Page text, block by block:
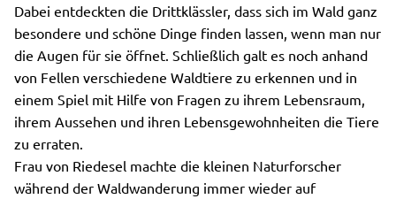
Dabei entdeckten die Drittklässler, dass sich im Wald ganz
besondere und schöne Dinge finden lassen, wenn man nur
die Augen für sie öffnet. Schließlich galt es noch anhand
von Fellen verschiedene Waldtiere zu erkennen und in
einem Spiel mit Hilfe von Fragen zu ihrem Lebensraum,
ihrem Aussehen und ihren Lebensgewohnheiten die Tiere
zu erraten.
Frau von Riedesel machte die kleinen Naturforscher
während der Waldwanderung immer wieder auf